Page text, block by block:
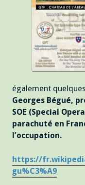
également
Georges Bégué,
SOE (Special
parachuté en
l’occupation.
https://
gu%C3%A9